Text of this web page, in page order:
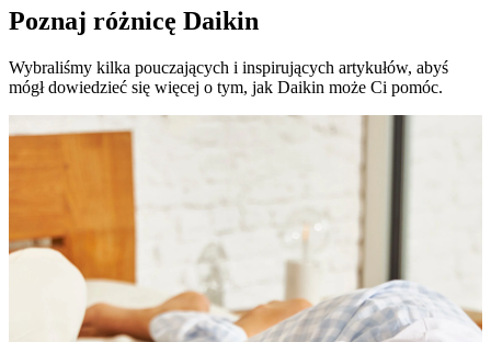
Poznaj różnicę Daikin
Wybraliśmy kilka pouczających i inspirujących artykułów, abyś
mógł dowiedzieć się więcej o tym, jak Daikin może Ci pomóc.